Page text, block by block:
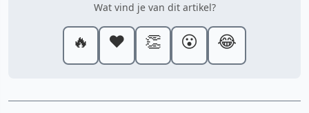
Wat vind je van dit artikel?
🔥 ❤️ 👏 😮 😂